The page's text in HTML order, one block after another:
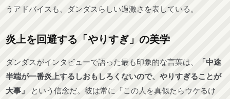
うアドバイスも、ダンダスらしい過激さを表している。
炎上を回避する「やりすぎ」の美学
ダンダスがインタビューで語った最も印象的な言葉は、
「中途
半端が一番炎上するしおもしろくないので、やりすぎることが
大事」
という信念だ。彼は常に「この人を真似たらウケるけ